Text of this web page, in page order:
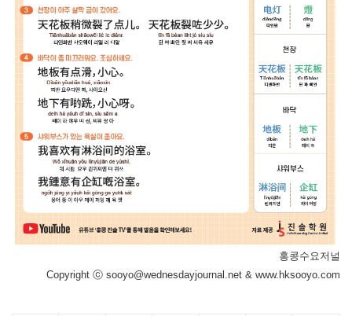
홍콩수요저널
Copyright ⓒ sooyo@wednesdayjournal.net & www.hksooyo.com